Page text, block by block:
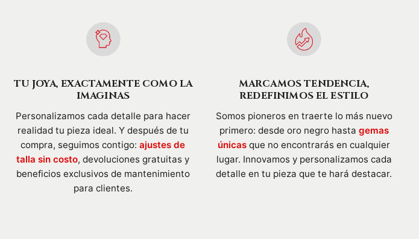
TU JOYA, EXACTAMENTE COMO LA
IMAGINAS
Personalizamos cada detalle para hacer
realidad tu pieza ideal. Y después de tu
compra, seguimos contigo:ajustes de
talla sin costo, devoluciones gratuitas y
beneficios exclusivos de mantenimiento
para clientes.
MARCAMOS TENDENCIA,
REDEFINIMOS EL ESTILO
Somos pioneros en traerte lo más nuevo
primero: desde oro negro hasta gemas
únicas que no encontrarás en cualquier
lugar. Innovamos y personalizamos cada
detalle en tu pieza que te hará destacar.